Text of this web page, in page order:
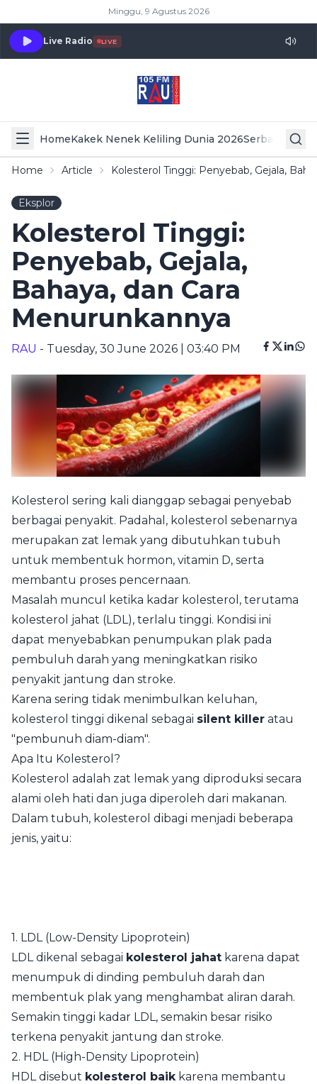
Minggu, 9 Agustus 2026
Live Radio LIVE
HomeKakek Nenek Keliling Dunia 2026Serba Serbi
Home Article Kolesterol Tinggi: Penyebab, Gejala,
Eksplor
Kolesterol Tinggi:
Penyebab, Gejala,
Bahaya, dan Cara
Menurunkannya
RAU - Tuesday, 30 June 2026 | 03:40 PM
Kolesterol sering kali dianggap sebagai penyebab
berbagai penyakit. Padahal, kolesterol sebenarnya
merupakan zat lemak yang dibutuhkan tubuh
untuk membentuk hormon, vitamin D, serta
membantu proses pencernaan.
Masalah muncul ketika kadar kolesterol, terutama
kolesterol jahat (LDL), terlalu tinggi. Kondisi ini
dapat menyebabkan penumpukan plak pada
pembuluh darah yang meningkatkan risiko
penyakit jantung dan stroke.
Karena sering tidak menimbulkan keluhan,
kolesterol tinggi dikenal sebagai silent killer atau
"pembunuh diam-diam".
Apa Itu Kolesterol?
Kolesterol adalah zat lemak yang diproduksi secara
alami oleh hati dan juga diperoleh dari makanan.
Dalam tubuh, kolesterol dibagi menjadi beberapa
jenis, yaitu:
1. LDL (Low-Density Lipoprotein)
LDL dikenal sebagai kolesterol jahat karena dapat
menumpuk di dinding pembuluh darah dan
membentuk plak yang menghambat aliran darah.
Semakin tinggi kadar LDL, semakin besar risiko
terkena penyakit jantung dan stroke.
2. HDL (High-Density Lipoprotein)
HDL disebut kolesterol baikkarena membantu